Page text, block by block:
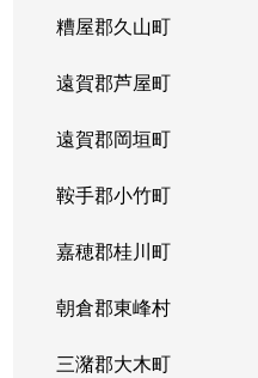
糟屋郡久山町
遠賀郡芦屋町
遠賀郡岡垣町
鞍手郡小竹町
嘉穂郡桂川町
朝倉郡東峰村
三潴郡大木町